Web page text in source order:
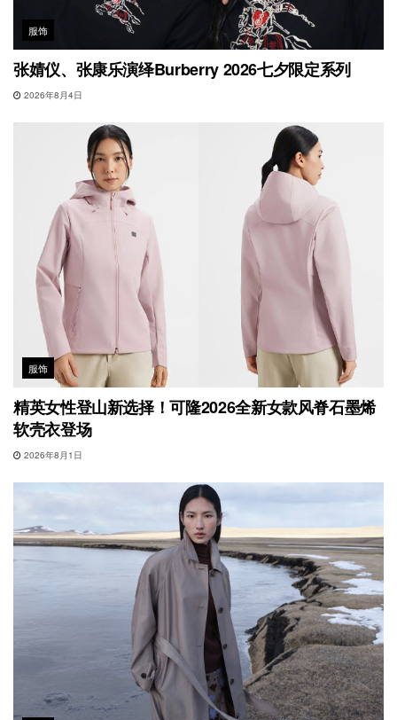
服饰
张婧仪、张康乐演绎Burberry 2026七夕限定系列
2026年8月4日
服饰
精英女性登山新选择！可隆2026全新女款风脊石墨烯
软壳衣登场
2026年8月1日